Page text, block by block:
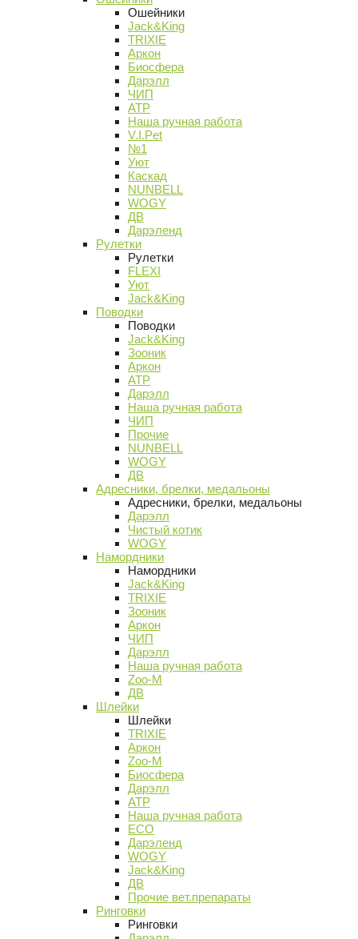
Ошейники
Jack&King
TRIXIE
Аркон
Биосфера
Дарэлл
ЧИП
АТР
Наша ручная работа
V.I.Pet
№1
Уют
Каскад
NUNBELL
WOGY
ДВ
Дарэленд
Рулетки
Рулетки
FLEXI
Уют
Jack&King
Поводки
Поводки
Jack&King
Зооник
Аркон
АТР
Дарэлл
Наша ручная работа
ЧИП
Прочие
NUNBELL
WOGY
ДВ
Адресники, брелки, медальоны
Адресники, брелки, медальоны
Дарэлл
Чистый котик
WOGY
Намордники
Намордники
Jack&King
TRIXIE
Зооник
Аркон
ЧИП
Дарэлл
Наша ручная работа
Zoo-M
ДВ
Шлейки
Шлейки
TRIXIE
Аркон
Zoo-M
Биосфера
Дарэлл
АТР
Наша ручная работа
ECO
Дарэленд
WOGY
Jack&King
ДВ
Прочие вет.препараты
Ринговки
Ринговки